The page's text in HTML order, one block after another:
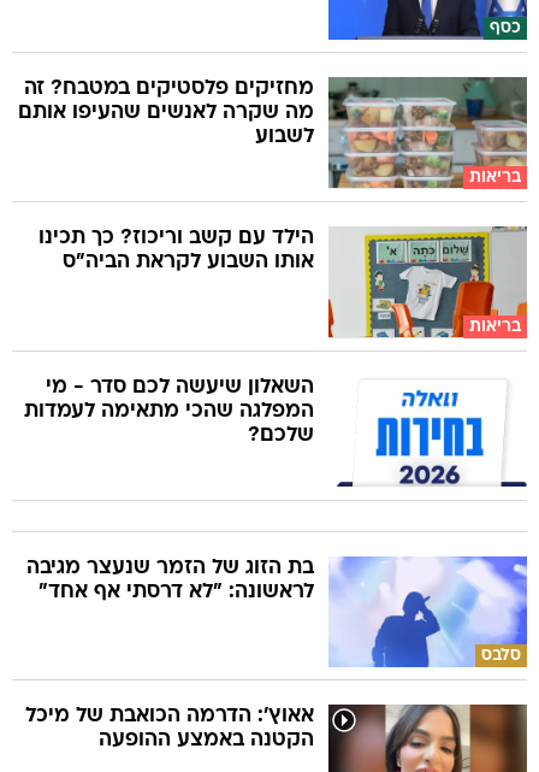
כסף
בריאות
מחזיקים פלסטיקים במטבח? זה
מה שקרה לאנשים שהעיפו אותם
לשבוע
בריאות
הילד עם קשב וריכוז? כך תכינו
אותו השבוע לקראת הביה"ס
השאלון שיעשה לכם סדר - מי
המפלגה שהכי מתאימה לעמדות
שלכם?
סלבס
בת הזוג של הזמר שנעצר מגיבה
לראשונה: "לא דרסתי אף אחד"
אאוץ': הדרמה הכואבת של מיכל
הקטנה באמצע ההופעה